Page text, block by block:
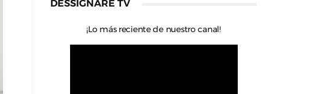
DESSIGNARE TV
¡Lo más reciente de nuestro canal!